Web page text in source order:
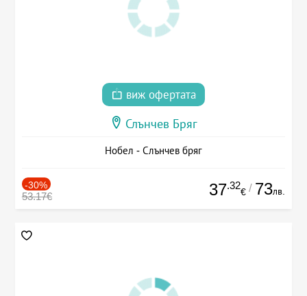
виж офертата
Слънчев Бряг
Нобел - Слънчев бряг
-30%
53.17€ 37.32
€ / 73лв.